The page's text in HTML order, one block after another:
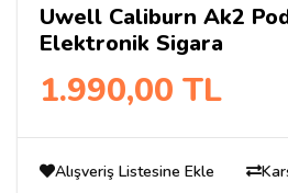
Uwell Caliburn Ak2
Elektronik Sigara
1.990,00 TL
Alışveriş Listesine Ekle